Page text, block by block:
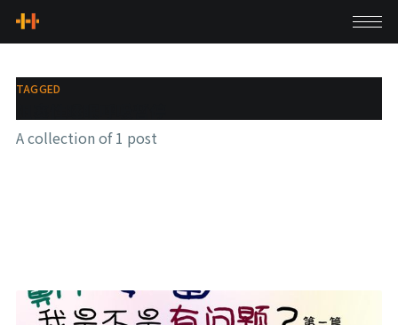
TAGGED
A collection of 1 post